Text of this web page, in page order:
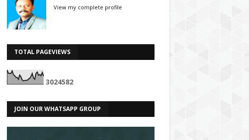
View my complete profile
TOTAL PAGEVIEWS
3024582
JOIN OUR WHATSAPP GROUP